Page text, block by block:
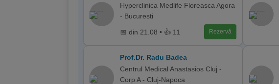
Hyperclinica Medlife Floreasca Agora
- Bucuresti
📅 din 21.08 • 👍 11 Rezervă
Prof.Dr. Radu Badea
Centrul Medical Anastasios Cluj -
Corp A - Cluj-Napoca